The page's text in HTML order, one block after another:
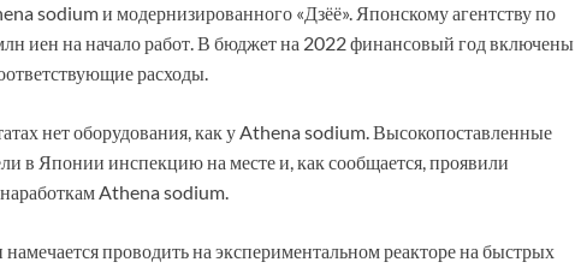
sodium и модернизированного «Дзёё». Японскому агентству по
иен на начало работ. В бюджет на 2022 финансовый год включены
расходы.
нет оборудования, как у Athena sodium. Высокопоставленные
в Японии инспекцию на месте и, как сообщается, проявили
Athena sodium.
проводить на экспериментальном реакторе на быстрых